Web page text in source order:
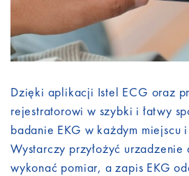
Dzięki aplikacji Istel ECG oraz
rejestratorowi w szybki i łatwy
badanie EKG w każdym miejscu
Wystarczy przyłożyć
wykonać pomiar, a zapis EKG